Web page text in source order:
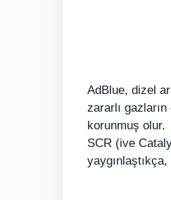
AdBlue, dizel
zararlı
korunmuş olur.
SCR (ive